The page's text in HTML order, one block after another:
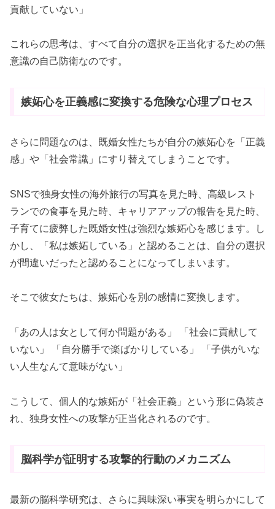
貢献していない」
これらの思考は、すべて自分の選択を正当化するための無
意識の自己防衛なのです。
嫉妬心を正義感に変換する危険な心理プロセス
さらに問題なのは、既婚女性たちが自分の嫉妬心を「正義
感」や「社会常識」にすり替えてしまうことです。
SNSで独身女性の海外旅行の写真を見た時、高級レスト
ランでの食事を見た時、キャリアアップの報告を見た時、
子育てに疲弊した既婚女性は強烈な嫉妬心を感じます。し
かし、「私は嫉妬している」と認めることは、自分の選択
が間違いだったと認めることになってしまいます。
そこで彼女たちは、嫉妬心を別の感情に変換します。
「あの人は女として何か問題がある」 「社会に貢献して
いない」 「自分勝手で楽ばかりしている」 「子供がいな
い人生なんて意味がない」
こうして、個人的な嫉妬が「社会正義」という形に偽装さ
れ、独身女性への攻撃が正当化されるのです。
脳科学が証明する攻撃的行動のメカニズム
最新の脳科学研究は、さらに興味深い事実を明らかにして